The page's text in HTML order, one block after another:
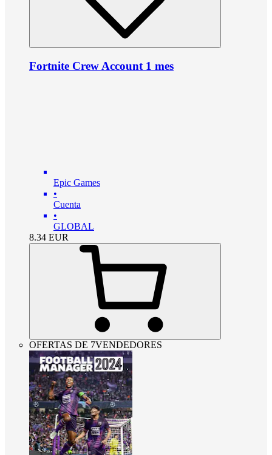
Fortnite Crew Account 1 mes
Epic Games
•
Cuenta
•
GLOBAL
8.34 EUR
OFERTAS DE 7VENDEDORES